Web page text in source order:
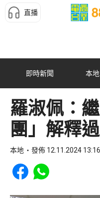
直播
即時新聞 本地
羅淑佩：
團」解釋
本地 發佈 12.11.2024 13:16
Share to Facebook
Share to WhatsApp